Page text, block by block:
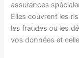
assurances
Elles couvrent les
les fraudes ou les
vos données et